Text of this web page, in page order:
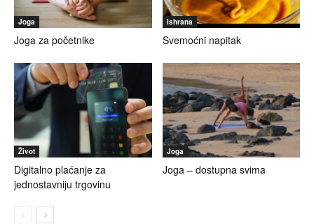
Joga
Joga za početnike
Ishrana
Svemoćni napitak
Život
Digitalno plaćanje za
jednostavniju trgovinu
Joga
Joga – dostupna svima